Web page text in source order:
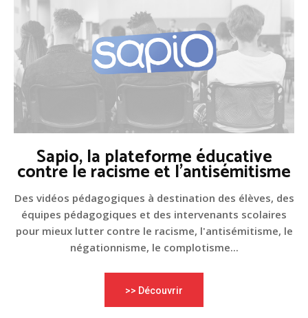
Sapio, la plateforme éducative
contre le racisme et l'antisémitisme
Des vidéos pédagogiques à destination des élèves, des
équipes pédagogiques et des intervenants scolaires
pour mieux lutter contre le racisme, l'antisémitisme, le
négationnisme, le complotisme...
>> Découvrir